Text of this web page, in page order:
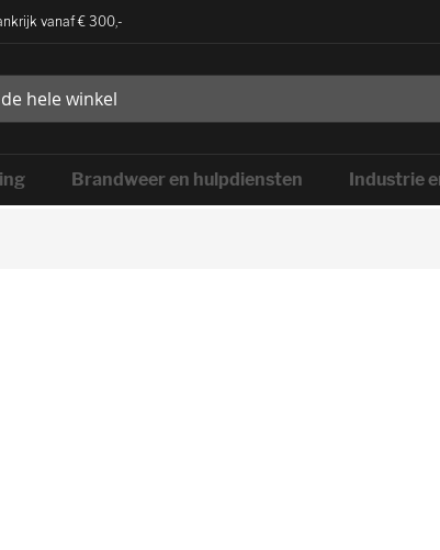
vanaf € 300,-
Brandweer en hulpdiensten Industrie